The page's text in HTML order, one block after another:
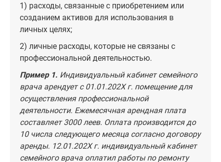
1) расходы, связанные с приобретением или
созданием активов для использования в
личных целях;
2) личные расходы, которые не связаны с
профессиональной деятельностью.
Пример 1. Индивидуальный кабинет семейного
врача арендует с 01.01.202X г. помещение для
осуществления профессиональной
деятельности. Ежемесячная арендная плата
составляет 3000 леев. Оплата производится до
10 числа следующего месяца согласно договору
аренды. 12.01.202X г. индивидуальный кабинет
семейного врача оплатил работы по ремонту